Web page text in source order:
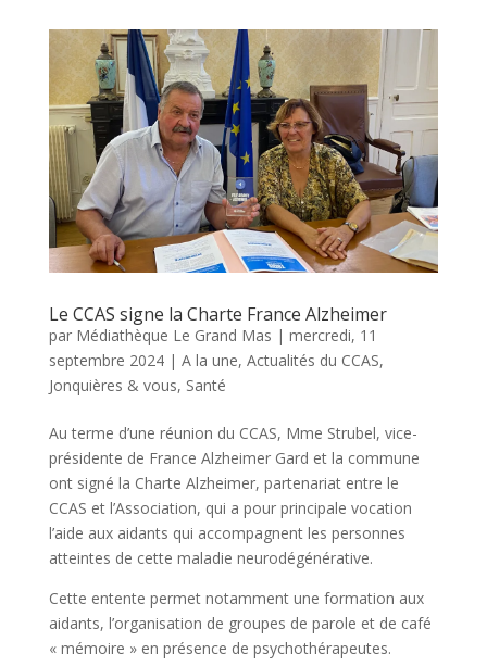
Le CCAS signe la Charte France Alzheimer
par Médiathèque Le Grand Mas | mercredi, 11
septembre 2024| A la une, Actualités du CCAS,
Jonquières & vous, Santé
Au terme d’une réunion du CCAS, Mme Strubel, vice-
présidente de France Alzheimer Gard et la commune
ont signé la Charte Alzheimer, partenariat entre le
CCAS et l’Association, qui a pour principale vocation
l’aide aux aidants qui accompagnent les personnes
atteintes de cette maladie neurodégénérative.
Cette entente permet notamment une formation aux
aidants, l’organisation de groupes de parole et de café
« mémoire » en présence de psychothérapeutes.